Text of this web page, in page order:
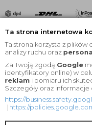
Ta strona internetowa
Ta strona korzysta z
analizy ruchu oraz
Za Twoją zgodą Google
identyfikatory online) w
reklam i pomiaru ich
Szczegóły oraz
https://
| https://
2020 © Wszelkie
Projekt i